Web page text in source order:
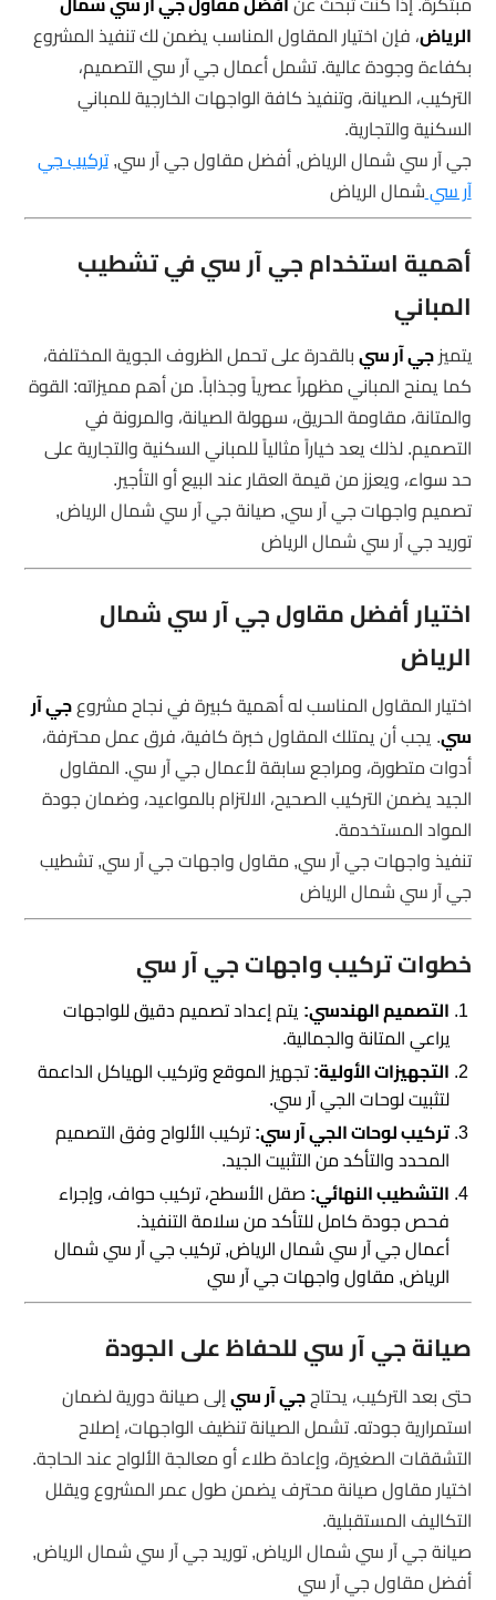
الرياض، فإن اختيار المقاول المناسب يضمن لك تنفيذ المشروع
بكفاءة وجودة عالية. تشمل أعمال جي آر سي التصميم،
التركيب، الصيانة، وتنفيذ كافة الواجهات الخارجية للمباني
السكنية والتجارية.
جي آر سي شمال الرياض, أفضل مقاول جي آر سي,تركيب جي
آر سيشمال الرياض
أهمية استخدام جي آر سي في تشطيب
المباني
يتميزجي آر سيبالقدرة على تحمل الظروف الجوية المختلفة،
كما يمنح المباني مظهراً عصرياً وجذاباً. من أهم مميزاته: القوة
والمتانة، مقاومة الحريق، سهولة الصيانة، والمرونة في
التصميم. لذلك يعد خياراً مثالياً للمباني السكنية والتجارية على
حد سواء، ويعزز من قيمة العقار عند البيع أو التأجير.
تصميم واجهات جي آر سي, صيانة جي آر سي شمال الرياض,
توريد جي آر سي شمال الرياض
اختيار أفضل مقاول جي آر سي شمال
الرياض
اختيار المقاول المناسب له أهمية كبيرة في نجاح مشروعجي آر
سي. يجب أن يمتلك المقاول خبرة كافية، فرق عمل محترفة،
أدوات متطورة، ومراجع سابقة لأعمال جي آر سي. المقاول
الجيد يضمن التركيب الصحيح، الالتزام بالمواعيد، وضمان جودة
المواد المستخدمة.
تنفيذ واجهات جي آر سي, مقاول واجهات جي آر سي, تشطيب
جي آر سي شمال الرياض
خطوات تركيب واجهات جي آر سي
التصميم الهندسي: يتم إعداد تصميم دقيق للواجهات
يراعي المتانة والجمالية.
التجهيزات الأولية:تجهيز الموقع وتركيب الهياكل الداعمة
لتثبيت لوحات الجي آر سي.
تركيب لوحات الجي آر سي:تركيب الألواح وفق التصميم
المحدد والتأكد من التثبيت الجيد.
التشطيب النهائي: صقل الأسطح، تركيب حواف، وإجراء
فحص جودة كامل للتأكد من سلامة التنفيذ.
أعمال جي آر سي شمال الرياض, تركيب جي آر سي شمال
الرياض, مقاول واجهات جي آر سي
صيانة جي آر سي للحفاظ على الجودة
حتى بعد التركيب، يحتاججي آر سيإلى صيانة دورية لضمان
استمرارية جودته. تشمل الصيانة تنظيف الواجهات، إصلاح
التشققات الصغيرة، وإعادة طلاء أو معالجة الألواح عند الحاجة.
اختيار مقاول صيانة محترف يضمن طول عمر المشروع ويقلل
التكاليف المستقبلية.
صيانة جي آر سي شمال الرياض, توريد جي آر سي شمال الرياض,
أفضل مقاول جي آر سي